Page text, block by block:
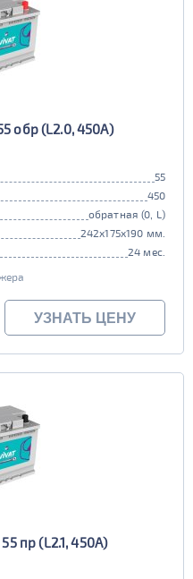
обр (L2.0, 450A)
55
450
обратная (0, L)
242x175x190 мм.
24 мес.
УЗНАТЬ ЦЕНУ
пр (L2.1, 450A)